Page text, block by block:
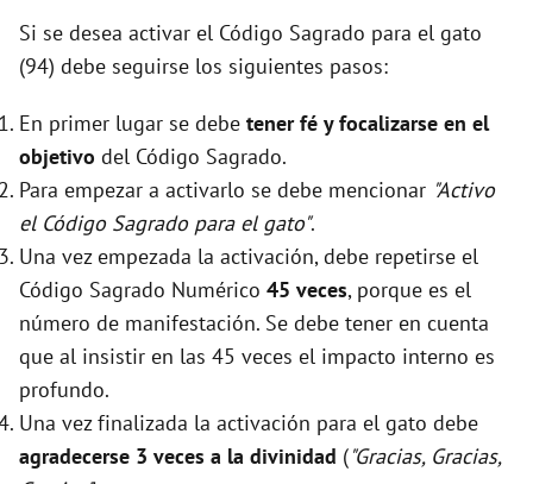
Si se desea activar el Código Sagrado para el gato
(94) debe seguirse los siguientes pasos:
En primer lugar se debe tener fé y focalizarse en el
objetivo del Código Sagrado.
Para empezar a activarlo se debe mencionar "Activo
el Código Sagrado para el gato".
Una vez empezada la activación, debe repetirse el
Código Sagrado Numérico 45 veces, porque es el
número de manifestación. Se debe tener en cuenta
que al insistir en las 45 veces el impacto interno es
profundo.
Una vez finalizada la activación para el gato debe
agradecerse 3 veces a la divinidad ("Gracias, Gracias,